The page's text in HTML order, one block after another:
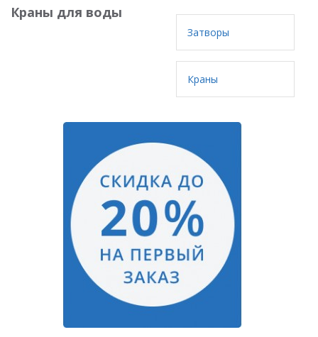
Краны для воды
Затворы
Краны